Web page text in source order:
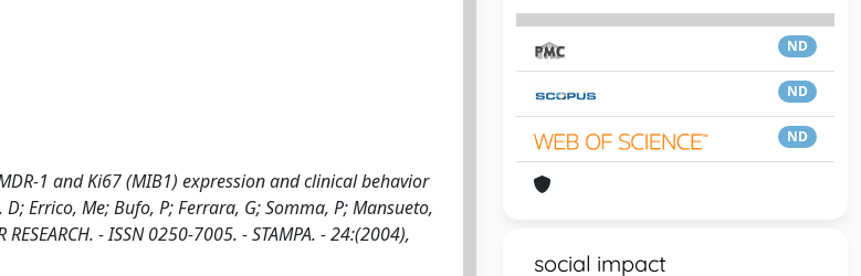
1 and Ki67 (MIB1) expression and clinical behavior
Errico, Me; Bufo, P; Ferrara, G; Somma, P; Mansueto,
- ISSN 0250-7005. - STAMPA. - 24:(2004),
ND
ND
ND
social impact